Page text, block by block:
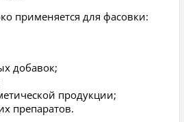
применяется для фасовки:
добавок;
продукции;
препаратов.